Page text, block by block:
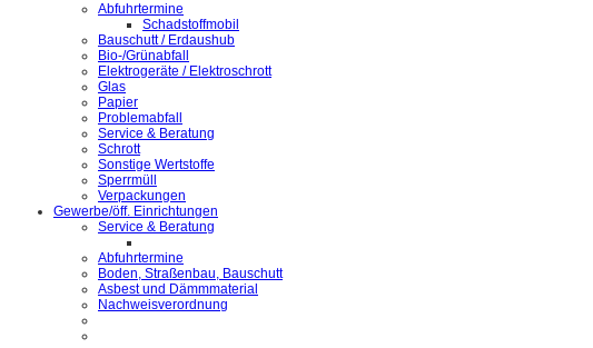
Abfuhrtermine
Schadstoffmobil
Bauschutt / Erdaushub
Bio-/Grünabfall
Elektrogeräte / Elektroschrott
Glas
Papier
Problemabfall
Service & Beratung
Schrott
Sonstige Wertstoffe
Sperrmüll
Verpackungen
Gewerbe/öff. Einrichtungen
Service & Beratung
Abfuhrtermine
Boden, Straßenbau, Bauschutt
Asbest und Dämmmaterial
Nachweisverordnung